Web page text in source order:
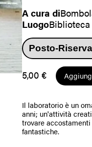
A cura di
Luogo
5,00 €
Il laboratorio è un
anni; un'attività
trovare
fantastiche.